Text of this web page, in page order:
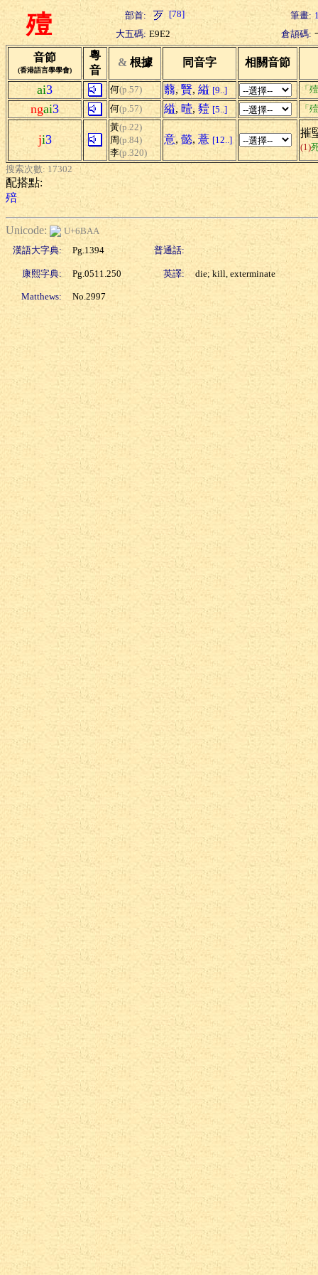
殪 部首: [78] 筆畫:
大五碼: E9E2 倉頡碼:
音節
(香港語言學學會)
粵
音
& 根據 同音字 相關音節
ai3 何(p.57) 蘙, 贀, 縊 [9..] 「
ngai3 何(p.57) 縊, 曀, 豷 [5..] 「
ji3
黃(p.22)
周(p.84)
李(p.320)
意, 懿, 薏 [12..]
摧
(1)
搜索次數: 17302
配搭點:
殕
Unicode:
U+6BAA
漢語大字典:
Pg.1394 普通話:
康熙字典: Pg.0511.250 英譯: die; kill, exterminate
Matthews: No.2997